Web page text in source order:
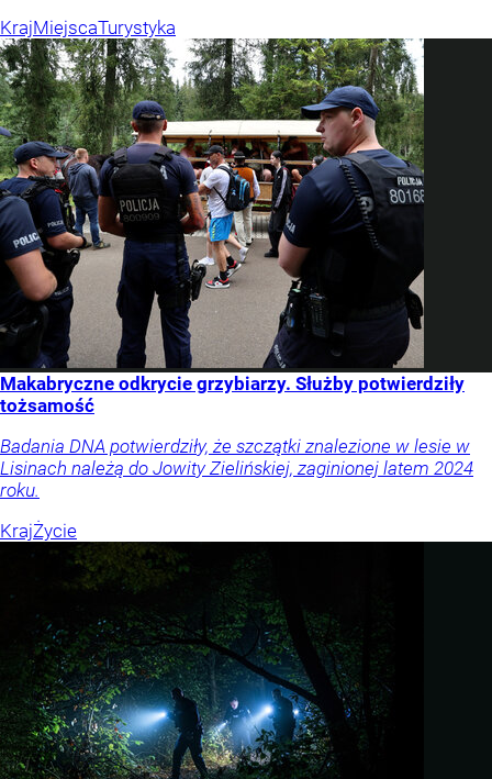
KrajMiejscaTurystyka
Makabryczne odkrycie grzybiarzy. Służby potwierdziły
tożsamość
Badania DNA potwierdziły, że szczątki znalezione w lesie w
Lisinach należą do Jowity Zielińskiej, zaginionej latem 2024
roku.
KrajŻycie